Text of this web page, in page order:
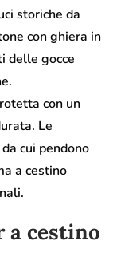
storiche da
con ghiera in
delle gocce
con un
Le
cui pendono
a cestino
a cestino